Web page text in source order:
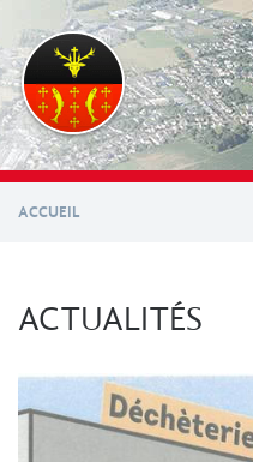
contenu
principal
ACCUEIL
ACTUALITÉS